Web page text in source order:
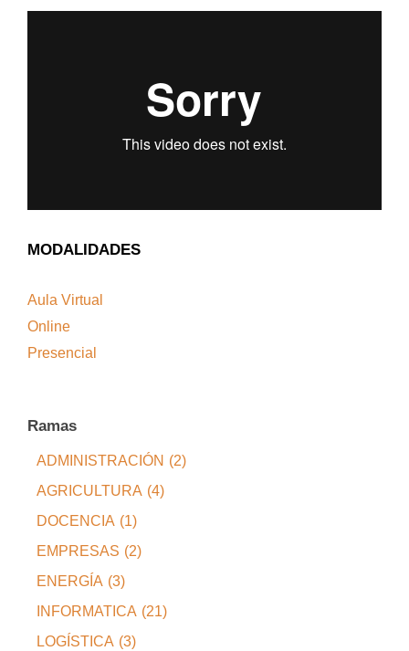
MODALIDADES
Aula Virtual
Online
Presencial
Ramas
ADMINISTRACIÓN (2)
AGRICULTURA (4)
DOCENCIA (1)
EMPRESAS (2)
ENERGÍA (3)
INFORMATICA (21)
LOGÍSTICA (3)